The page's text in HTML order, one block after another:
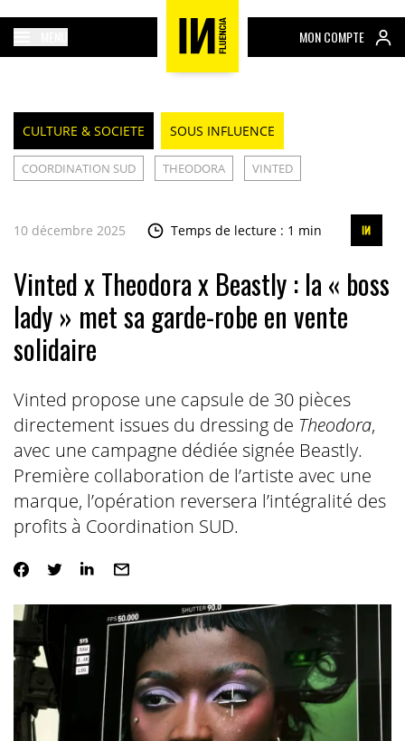
MON COMPTE
CULTURE & SOCIETE SOUS INFLUENCE
COORDINATION SUD THEODORA VINTED
10 décembre 2025 Temps de lecture : 1 min
Vinted x Theodora x Beastly : la « boss
lady » met sa garde-robe en vente
solidaire
Vinted propose une capsule de 30 pièces
directement issues du dressing de Theodora,
avec une campagne dédiée signée Beastly.
Première collaboration de l’artiste avec une
marque, l’opération reversera l’intégralité des
profits à Coordination SUD.